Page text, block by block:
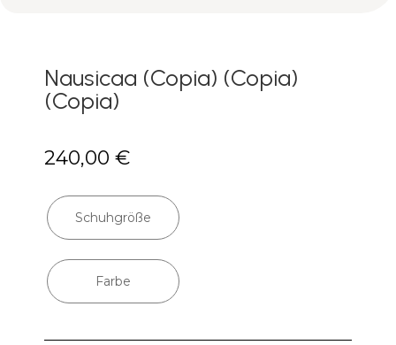
Nausicaa (Copia) (Copia)
(Copia)
240,00 €
Schuhgröße
Farbe